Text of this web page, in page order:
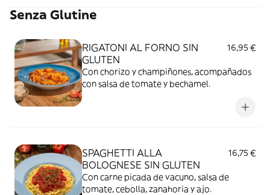
Senza Glutine
RIGATONI AL FORNO SIN
GLUTEN
16,95 €
Con chorizo y champiñones, acompañados
con salsa de tomate y bechamel.
SPAGHETTI ALLA
BOLOGNESE SIN GLUTEN
16,75 €
Con carne picada de vacuno, salsa de
tomate, cebolla, zanahoria y ajo.